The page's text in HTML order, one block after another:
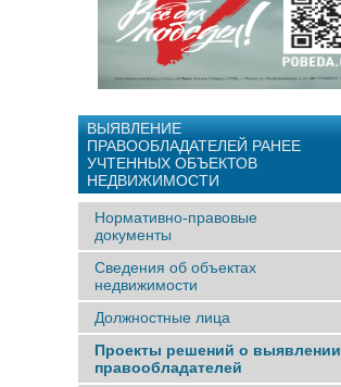
ВЫЯВЛЕНИЕ
ПРАВООБЛАДАТЕЛЕЙ РАНЕЕ
УЧТЕННЫX ОБЪЕКТОВ
НЕДВИЖИМОСТИ
Нормативно-правовые
документы
Сведения об объектах
недвижимости
Должностные лица
Проекты решений о выявлении
правообладателей